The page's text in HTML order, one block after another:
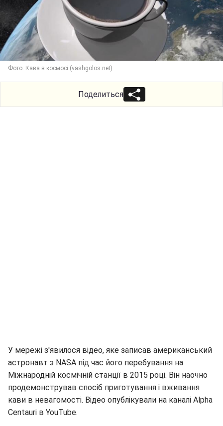
Фото: Кава в космосі (vashgolos.net)
Поделиться
У мережі з'явилося відео, яке записав американський
астронавт з NASA під час його перебування на
Міжнародній космічній станції в 2015 році. Він наочно
продемонстрував спосіб приготування і вживання
кави в невагомості. Відео опублікували на каналі Alpha
Centauri в YouTube.